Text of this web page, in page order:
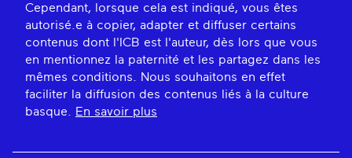
Cependant, lorsque cela est indiqué, vous êtes
autorisé.e à copier, adapter et diffuser certains
contenus dont l'ICB est l'auteur, dès lors que vous
en mentionnez la paternité et les partagez dans les
mêmes conditions. Nous souhaitons en effet
faciliter la diffusion des contenus liés à la culture
basque.
En savoir plus